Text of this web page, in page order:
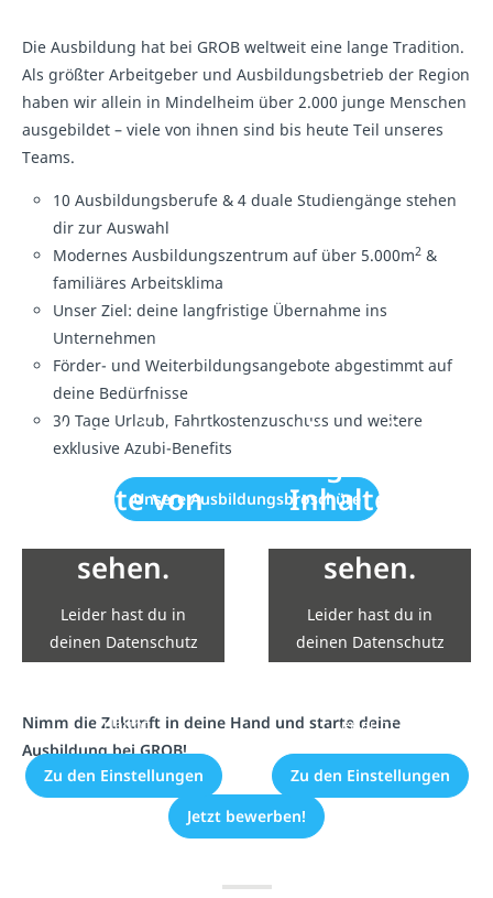
Die Ausbildung hat bei GROB weltweit eine lange Tradition.
Als größter Arbeitgeber und Ausbildungsbetrieb der Region
haben wir allein in Mindelheim über 2.000 junge Menschen
ausgebildet – viele von ihnen sind bis heute Teil unseres
Teams.
10 Ausbildungsberufe & 4 duale Studiengänge stehen
dir zur Auswahl
Modernes Ausbildungszentrum auf über 5.000m2 &
familiäres Arbeitsklima
Unser Ziel: deine langfristige Übernahme ins
Unternehmen
Förder- und Weiterbildungsangebote abgestimmt auf
deine Bedürfnisse
30 Tage Urlaub, Fahrtkostenzuschuss und weitere
exklusive Azubi-Benefits
Unsere Ausbildungsbroschüre
Hier wären
eigentlich
Inhalte von
YouTube zu
sehen.
Leider hast du in
deinen Datenschutz
Einstellungen die
erlaubt.
Zu den Einstellungen
Hier wären
Inhalte von
YouTube zu
sehen.
Leider hast du in
deinen Datenschutz
Einstellungen die
erlaubt.
Zu den Einstellungen
Nimm die Zukunft in deine Hand und starte deine
Ausbildung bei GROB!
Jetzt bewerben!